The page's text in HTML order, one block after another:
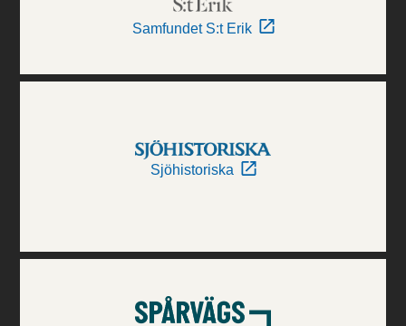
Samfundet S:t Erik
Sjöhistoriska